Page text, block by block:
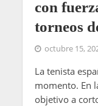
con
torneos
octubre 15,
La tenista
momento. En
objetivo a